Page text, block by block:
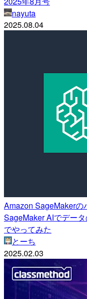
nayuta
2025.08.04
Amazon SageMaker
SageMaker AIでデー
でやってみた
とーち
2025.02.03